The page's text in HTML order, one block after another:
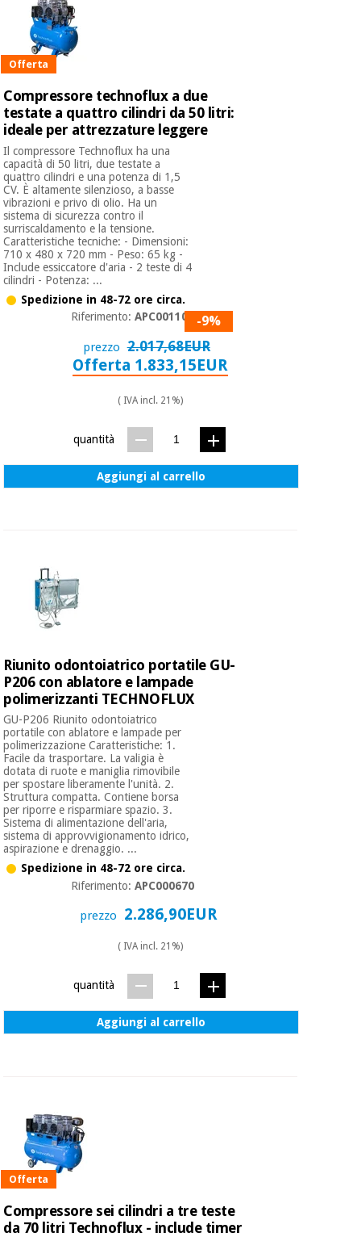
Offerta
Compressore technoflux a due
testate a quattro cilindri da 50 litri:
ideale per attrezzature leggere
Il compressore Technoflux ha una
capacità di 50 litri, due testate a
quattro cilindri e una potenza di 1,5
CV. È altamente silenzioso, a basse
vibrazioni e privo di olio. Ha un
sistema di sicurezza contro il
surriscaldamento e la tensione.
Caratteristiche tecniche: - Dimensioni:
710 x 480 x 720 mm - Peso: 65 kg -
Include essiccatore d'aria - 2 teste di 4
cilindri - Potenza: ...
Spedizione in 48-72 ore circa.
Riferimento:APC001100 -9%
prezzo 2.017,68EUR
Offerta 1.833,15EUR
( IVA incl. 21%)
quantità
Aggiungi al carrello
Riunito odontoiatrico portatile GU-
P206 con ablatore e lampade
polimerizzanti TECHNOFLUX
GU-P206 Riunito odontoiatrico
portatile con ablatore e lampade per
polimerizzazione Caratteristiche: 1.
Facile da trasportare. La valigia è
dotata di ruote e maniglia rimovibile
per spostare liberamente l'unità. 2.
Struttura compatta. Contiene borsa
per riporre e risparmiare spazio. 3.
Sistema di alimentazione dell'aria,
sistema di approvvigionamento idrico,
aspirazione e drenaggio. ...
Spedizione in 48-72 ore circa.
Riferimento:APC000670
prezzo 2.286,90EUR
( IVA incl. 21%)
quantità
Aggiungi al carrello
Offerta
Compressore sei cilindri a tre teste
da 70 litri Technoflux - include timer